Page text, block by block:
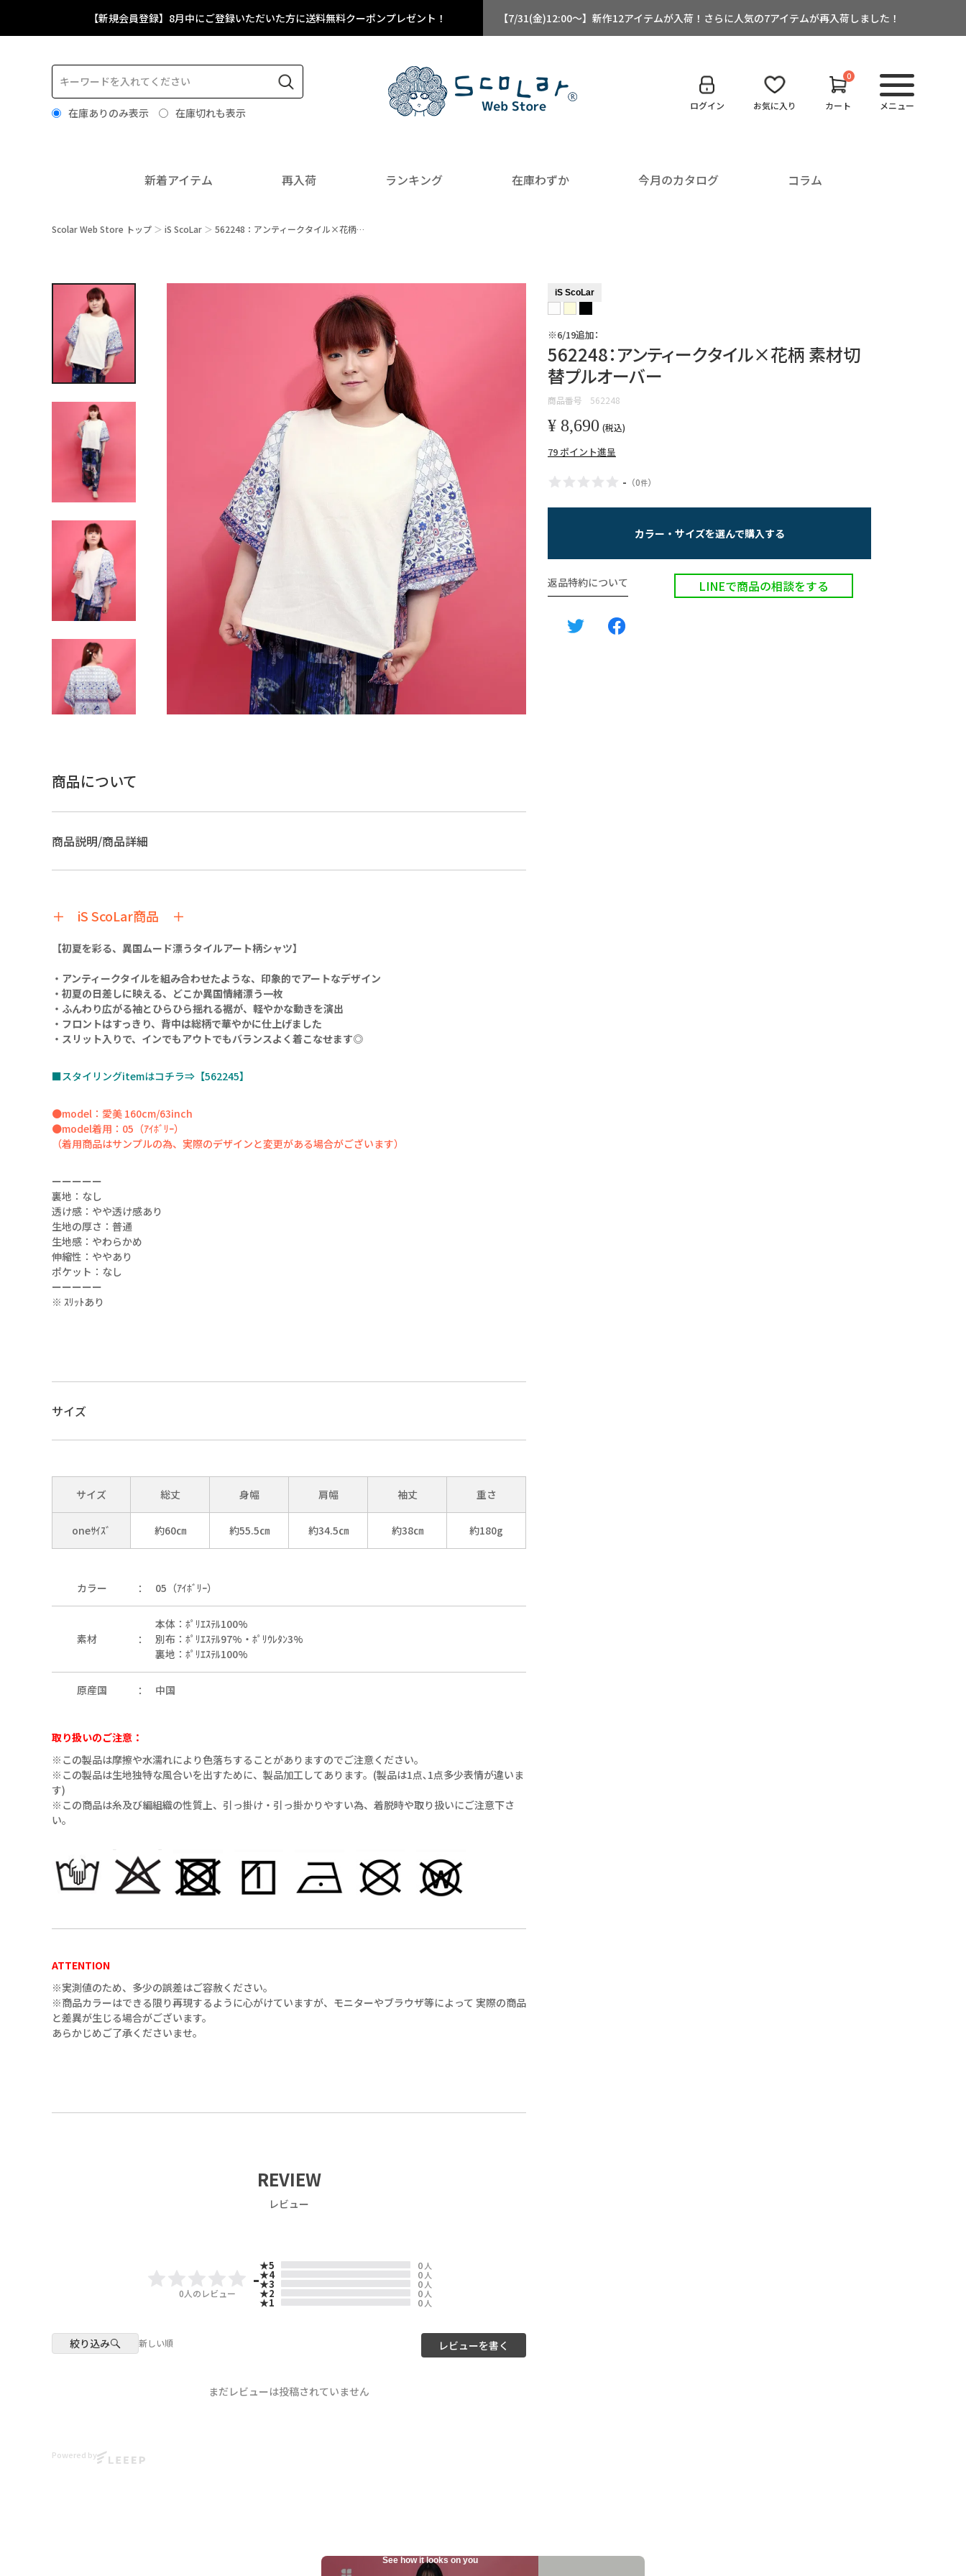
【新規会員登録】8月中にご登録いただいた方に送料無料クーポンプレゼント！ 【7/31(金)12:00～】新作12アイテムが入荷！さらに人気の7アイテムが再入荷しました！
ログイン お気に入り
0
カート メニュー
在庫ありのみ表示 在庫切れも表示
新着アイテム 再入荷 ランキング 在庫わずか 今月のカタログ コラム
Scolar Web Store トップ iS ScoLar 562248：アンティークタイル×花柄…
01（ｵﾌﾎﾜｲﾄ）
05（ｱｲﾎﾞﾘｰ）
05（ｱｲﾎﾞﾘｰ）
05（ｱｲﾎﾞﾘｰ）
09（ﾌﾞﾗｯｸ）
商品について
商品説明/商品詳細
＋ iS ScoLar商品 ＋
【初夏を彩る、異国ムード漂うタイルアート柄シャツ】
・アンティークタイルを組み合わせたような、印象的でアートなデザイン
・初夏の日差しに映える、どこか異国情緒漂う一枚
・ふんわり広がる袖とひらひら揺れる裾が、軽やかな動きを演出
・フロントはすっきり、背中は総柄で華やかに仕上げました
・スリット入りで、インでもアウトでもバランスよく着こなせます◎
■スタイリングitemはコチラ⇒【562245】
●model：愛美 160cm/63inch
●model着用：05（ｱｲﾎﾞﾘｰ）
（着用商品はサンプルの為、実際のデザインと変更がある場合がございます）
ーーーーー
裏地：なし
透け感：やや透け感あり
生地の厚さ：普通
生地感：やわらかめ
伸縮性：ややあり
ポケット：なし
ーーーーー
※ ｽﾘｯﾄあり
サイズ
サイズ 総丈 身幅 肩幅 袖丈 重さ
oneｻｲｽﾞ 約60㎝ 約55.5㎝ 約34.5㎝ 約38㎝ 約180g
カラー 05（ｱｲﾎﾞﾘｰ）
素材
本体：ﾎﾟﾘｴｽﾃﾙ100%
別布：ﾎﾟﾘｴｽﾃﾙ97%・ﾎﾟﾘｳﾚﾀﾝ3%
裏地：ﾎﾟﾘｴｽﾃﾙ100%
原産国 中国
取り扱いのご注意：
※この製品は摩擦や水濡れにより色落ちすることがありますのでご注意ください。
※この製品は生地独特な風合いを出すために、製品加工してあります。(製品は1点､1点多少表情が違いま
す)
※この商品は糸及び編組織の性質上、引っ掛け・引っ掛かりやすい為、着脱時や取り扱いにご注意下さ
い。
ATTENTION
※実測値のため、多少の誤差はご容赦ください。
※商品カラーはできる限り再現するように心がけていますが、モニターやブラウザ等によって 実際の商品
と差異が生じる場合がございます。
あらかじめご了承くださいませ。
REVIEW
レビュー
-
0人のレビュー
★5 0 人
★4 0 人
★3 0 人
★2 0 人
★1 0 人
絞り込み 新しい順 レビューを書く
まだレビューは投稿されていません
Powered by
iS ScoLar
※6/19追加：
562248：アンティークタイル×花柄 素材切
替プルオーバー
商品番号 562248
¥ 8,690 税込
79 ポイント進呈
- （0件）
カラー・サイズを選んで購入する
返品特約について LINEで商品の相談をする
See how it looks on you